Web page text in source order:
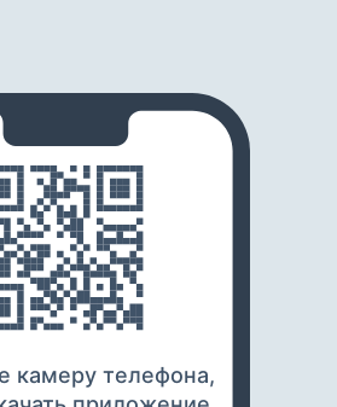
камеру телефона,